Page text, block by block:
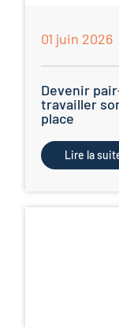
01 juin 2026
Devenir
travailler
place
Lire la